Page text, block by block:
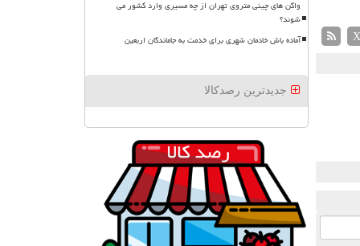
X
واگن های چینی متروی تهران از چه مسیری وارد کشور می
شوند؟
آماده باش خادمان شهری برای خدمت به جاماندگان اربعین
جدیدترین رصدکالا